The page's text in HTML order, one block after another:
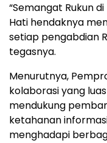
“Semangat Rukun
Hati hendaknya
setiap pengabdian
tegasnya.
Menurutnya,
kolaborasi yang
mendukung
ketahanan
menghadapi